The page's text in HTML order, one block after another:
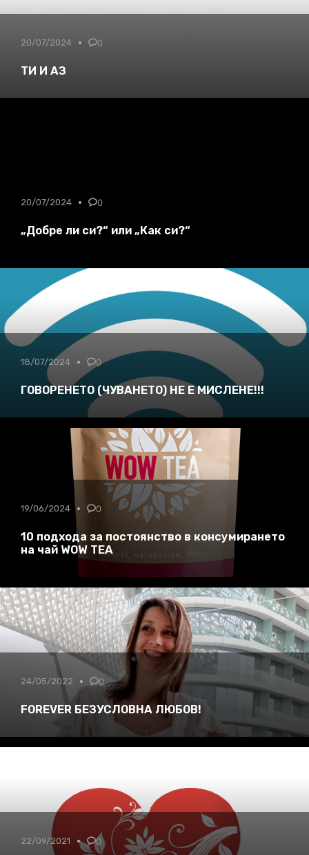
20/07/2024 0
ТИ И АЗ
20/07/2024 0
„Добре ли си?“ или „Как си?“
18/07/2024 0
ГОВОРЕНЕТО (ЧУВАНЕТО) НЕ Е МИСЛЕНЕ!!!
19/06/2024 0
10 подхода за постоянство в консумирането
на чай WOW TEA
24/05/2022 0
FOREVER БЕЗУСЛОВНА ЛЮБОВ!
22/09/2021 0